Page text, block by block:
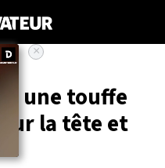
une touffe
la tête et
×